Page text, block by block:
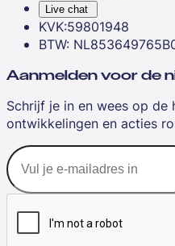
Live chat
KVK:59801948
BTW:
Aanmelden voor de
Schrijf je in en wees op
ontwikkelingen en acties